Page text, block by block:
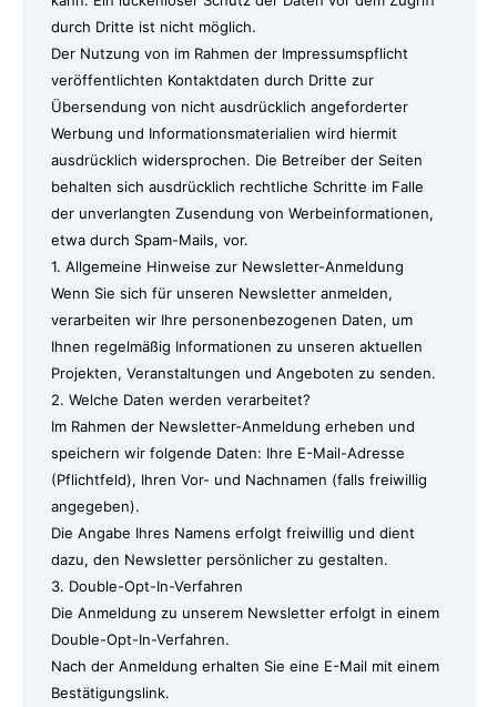
durch Dritte ist nicht möglich.
Der Nutzung von im Rahmen der Impressumspflicht
veröffentlichten Kontaktdaten durch Dritte zur
Übersendung von nicht ausdrücklich angeforderter
Werbung und Informationsmaterialien wird hiermit
ausdrücklich widersprochen. Die Betreiber der Seiten
behalten sich ausdrücklich rechtliche Schritte im Falle
der unverlangten Zusendung von Werbeinformationen,
etwa durch Spam-Mails, vor.
1. Allgemeine Hinweise zur Newsletter-Anmeldung
Wenn Sie sich für unseren Newsletter anmelden,
verarbeiten wir Ihre personenbezogenen Daten, um
Ihnen regelmäßig Informationen zu unseren aktuellen
Projekten, Veranstaltungen und Angeboten zu senden.
2. Welche Daten werden verarbeitet?
Im Rahmen der Newsletter-Anmeldung erheben und
speichern wir folgende Daten: Ihre E-Mail-Adresse
(Pflichtfeld), Ihren Vor- und Nachnamen (falls freiwillig
angegeben).
Die Angabe Ihres Namens erfolgt freiwillig und dient
dazu, den Newsletter persönlicher zu gestalten.
3. Double-Opt-In-Verfahren
Die Anmeldung zu unserem Newsletter erfolgt in einem
Double-Opt-In-Verfahren.
Nach der Anmeldung erhalten Sie eine E-Mail mit einem
Bestätigungslink.